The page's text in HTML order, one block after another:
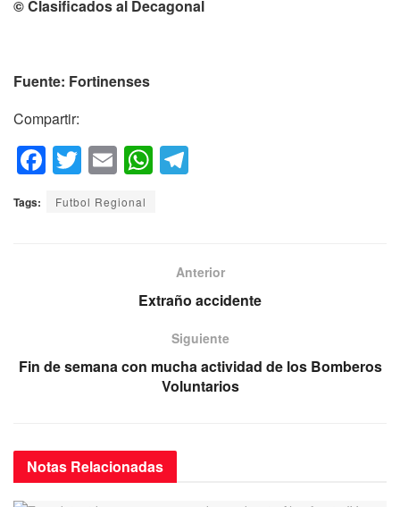
© Clasificados al Decagonal
Fuente: Fortinenses
Compartir:
F
a
c
k
T
wi
tt
E
m
ail
W
h
p
a
m
Tags: Futbol Regional
Anterior
Extraño accidente
Siguiente
Fin de semana con mucha actividad de los Bomberos
Voluntarios
Notas Relacionadas